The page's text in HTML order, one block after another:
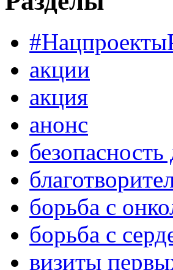
акции
акция
анонс
борьба с
борьба с
визиты